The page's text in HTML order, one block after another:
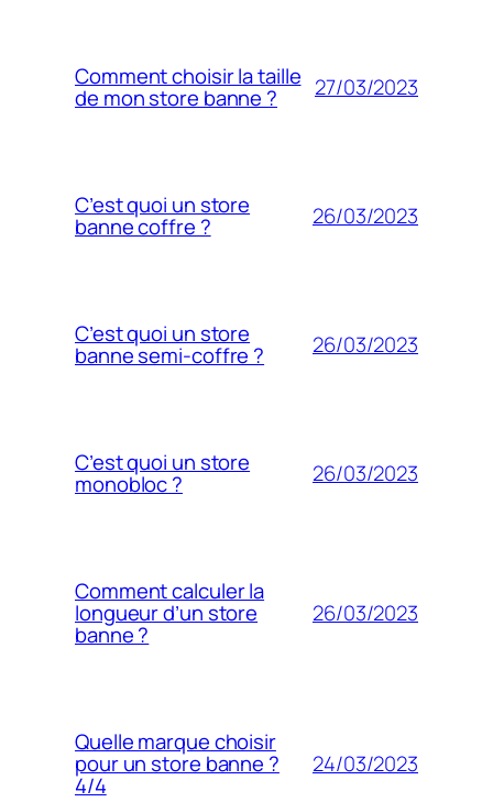
Comment choisir la taille
de mon store banne ? 27/03/2023
C’est quoi un store
banne coffre ? 26/03/2023
C’est quoi un store
banne semi-coffre ? 26/03/2023
C’est quoi un store
monobloc ? 26/03/2023
Comment calculer la
longueur d’un store
banne ?
26/03/2023
Quelle marque choisir
pour un store banne ?
4/4
24/03/2023